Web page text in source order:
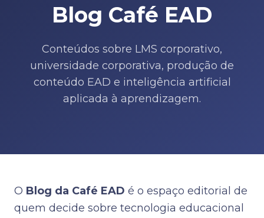
Blog Café EAD
Conteúdos sobre LMS corporativo,
universidade corporativa, produção de
conteúdo EAD e inteligência artificial
aplicada à aprendizagem.
O Blog da Café EAD é o espaço editorial de
quem decide sobre tecnologia educacional